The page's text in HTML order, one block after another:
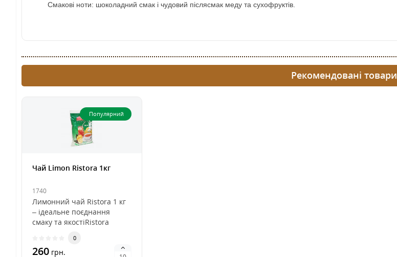
Смакові ноти: шоколадний смак і чудовий післясмак меду та сухофруктів.
Рекомендовані товари
Популярний
Чай Limon Ristora 1кг
1740
Лимонний чай Ristora 1 кг
– ідеальне поєднання
смаку та якостіRistora
високоякісний р..
0
260 грн.